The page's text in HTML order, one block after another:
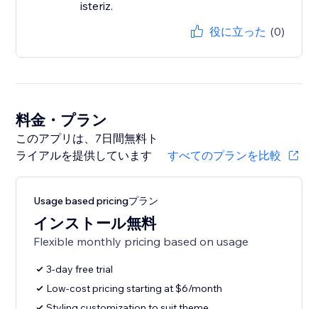
isteriz.
役に立った (0)
料金・プラン
このアプリは、7日間無料ト
ライアルを提供しています
すべてのプランを比較
Usage based pricingプラン
インストール無料
Flexible monthly pricing based on usage
3-day free trial
Low-cost pricing starting at $6/month